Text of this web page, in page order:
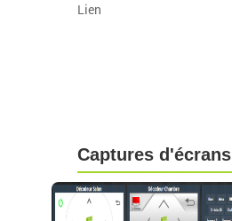
Lien
Captures d'écrans